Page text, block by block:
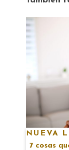
NUEVA
7 cosas